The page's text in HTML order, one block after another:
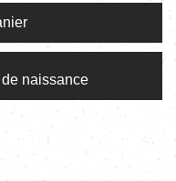
naissance